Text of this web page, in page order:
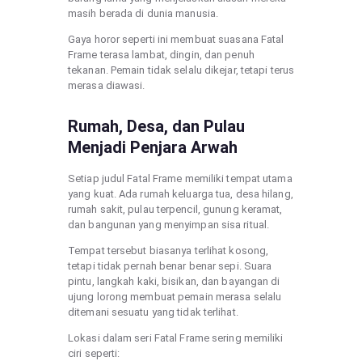
masih berada di dunia manusia.
Gaya horor seperti ini membuat suasana Fatal
Frame terasa lambat, dingin, dan penuh
tekanan. Pemain tidak selalu dikejar, tetapi terus
merasa diawasi.
Rumah, Desa, dan Pulau
Menjadi Penjara Arwah
Setiap judul Fatal Frame memiliki tempat utama
yang kuat. Ada rumah keluarga tua, desa hilang,
rumah sakit, pulau terpencil, gunung keramat,
dan bangunan yang menyimpan sisa ritual.
Tempat tersebut biasanya terlihat kosong,
tetapi tidak pernah benar benar sepi. Suara
pintu, langkah kaki, bisikan, dan bayangan di
ujung lorong membuat pemain merasa selalu
ditemani sesuatu yang tidak terlihat.
Lokasi dalam seri Fatal Frame sering memiliki
ciri seperti: